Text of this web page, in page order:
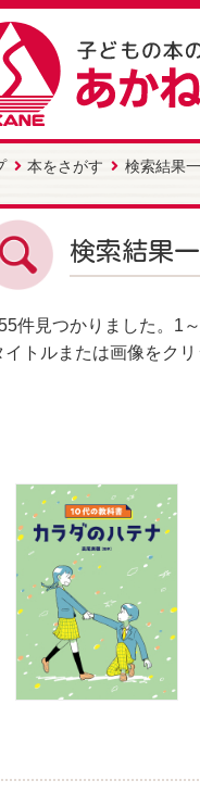
本をさがす 検索結果
検索結果
件見つかりました。 1
イトルまたは画像をク